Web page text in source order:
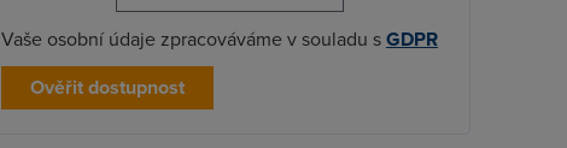
Vaše osobní údaje zpracováváme v souladu sGDPR
Ověřit dostupnost